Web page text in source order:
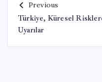
Previous
Türkiye, Küresel
Uyarılar